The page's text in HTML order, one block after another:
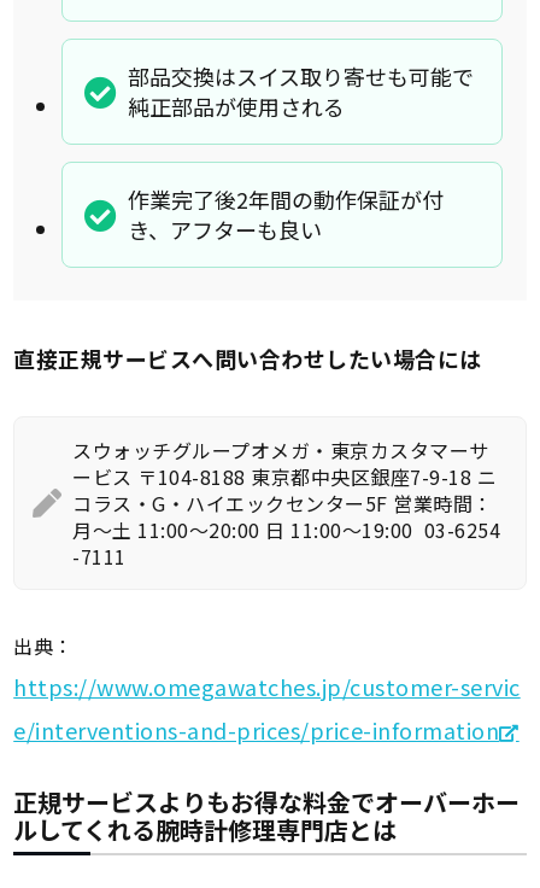
部品交換はスイス取り寄せも可能で
純正部品が使用される
作業完了後2年間の動作保証が付
き、アフターも良い
直接正規サービスへ問い合わせしたい場合には
スウォッチグループオメガ・東京カスタマーサ
ービス 〒104-8188 東京都中央区銀座7-9-18 ニ
コラス・G・ハイエックセンター5F 営業時間：
月～土 11:00～20:00 日 11:00～19:00 03-6254
-7111
出典：
https://www.omegawatches.jp/customer-servic
e/interventions-and-prices/price-information
正規サービスよりもお得な料金でオーバーホー
ルしてくれる腕時計修理専門店とは